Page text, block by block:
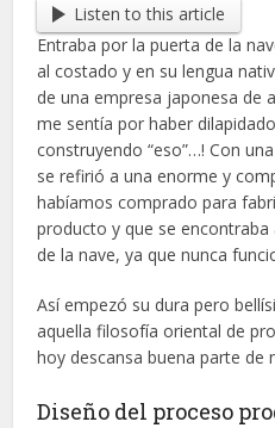
Listen to this article
Entraba por la puerta de la
al costado y en su lengua
de una empresa japonesa de
me sentía por haber
construyendo “eso”…! Con
se refirió a una enorme y
habíamos comprado para
producto y que se
de la nave, ya que nunca
Así empezó su dura pero
aquella filosofía oriental de
hoy descansa buena parte de
Diseño del proceso